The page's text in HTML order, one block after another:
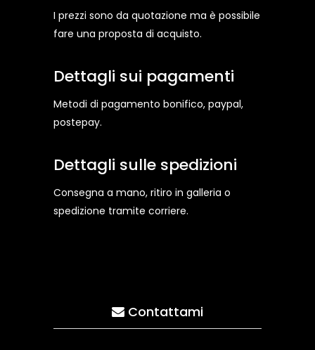
I prezzi sono da quotazione ma è possibile
fare una proposta di acquisto.
Dettagli sui pagamenti
Metodi di pagamento bonifico, paypal,
postepay.
Dettagli sulle spedizioni
Consegna a mano, ritiro in galleria o
spedizione tramite corriere.
Contattami